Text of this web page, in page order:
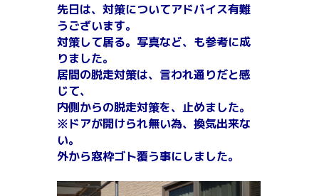
先日は、対策についてアドバイス有難
うございます。
対策して居る。写真など、も参考に成
りました。
居間の脱走対策は、言われ通りだと感
じて、
内側からの脱走対策を、止めました。
※ドアが開けられ無い為、換気出来な
い。
外から窓枠ゴト覆う事にしました。